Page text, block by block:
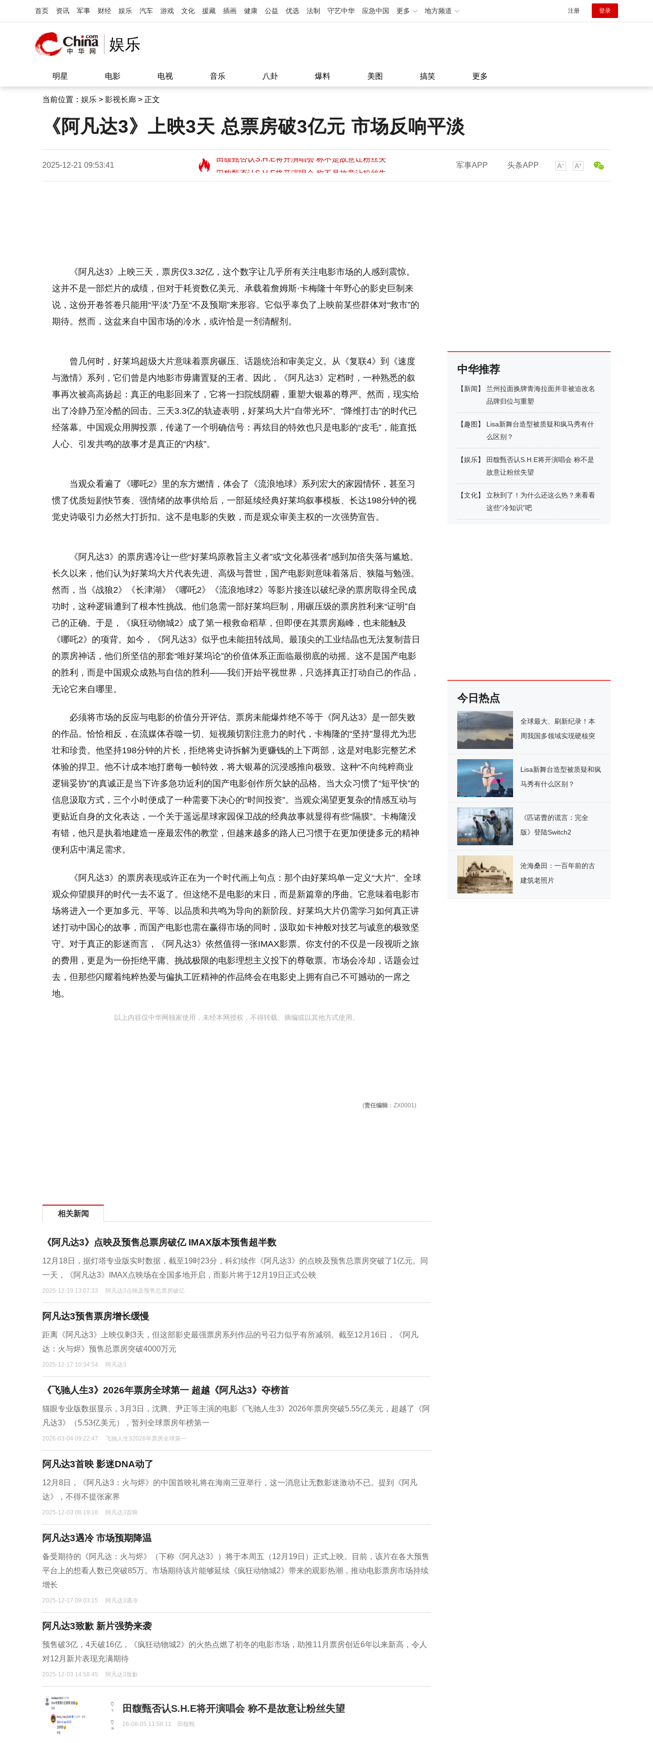
首页 资讯 军事 财经 娱乐 汽车 游戏 文化 援藏 插画 健康 公益 优选 法制 守艺中华 应急中国 更多 地方频道 注册 登录
娱乐
明星 电影 电视 音乐 八卦 爆料 美图 搞笑 更多
当前位置： 娱乐 > 影视长廊 > 正文
《阿凡达3》上映3天 总票房破3亿元 市场反响平淡
2025-12-21 09:53:41
田馥甄否认S.H.E将开演唱会 称不是故意让粉丝失
望11:08
田馥甄否认S.H.E将开演唱会 称不是故意让粉丝失
军事APP 头条APP
《阿凡达3》上映三天，票房仅3.32亿，这个数字让几乎所有关注电影市场的人感到震惊。
这并不是一部烂片的成绩，但对于耗资数亿美元、承载着詹姆斯·卡梅隆十年野心的影史巨制来
说，这份开卷答卷只能用“平淡”乃至“不及预期”来形容。它似乎辜负了上映前某些群体对“救市”的
期待。然而，这盆来自中国市场的冷水，或许恰是一剂清醒剂。
曾几何时，好莱坞超级大片意味着票房碾压、话题统治和审美定义。从《复联4》到《速度
与激情》系列，它们曾是内地影市毋庸置疑的王者。因此，《阿凡达3》定档时，一种熟悉的叙
事再次被高高扬起：真正的电影回来了，它将一扫院线阴霾，重塑大银幕的尊严。然而，现实给
出了冷静乃至冷酷的回击。三天3.3亿的轨迹表明，好莱坞大片“自带光环”、“降维打击”的时代已
经落幕。中国观众用脚投票，传递了一个明确信号：再炫目的特效也只是电影的“皮毛”，能直抵
人心、引发共鸣的故事才是真正的“内核”。
当观众看遍了《哪吒2》里的东方燃情，体会了《流浪地球》系列宏大的家园情怀，甚至习
惯了优质短剧快节奏、强情绪的故事供给后，一部延续经典好莱坞叙事模板、长达198分钟的视
觉史诗吸引力必然大打折扣。这不是电影的失败，而是观众审美主权的一次强势宣告。
《阿凡达3》的票房遇冷让一些“好莱坞原教旨主义者”或“文化慕强者”感到加倍失落与尴尬。
长久以来，他们认为好莱坞大片代表先进、高级与普世，国产电影则意味着落后、狭隘与勉强。
然而，当《战狼2》《长津湖》《哪吒2》《流浪地球2》等影片接连以破纪录的票房取得全民成
功时，这种逻辑遭到了根本性挑战。他们急需一部好莱坞巨制，用碾压级的票房胜利来“证明”自
己的正确。于是，《疯狂动物城2》成了第一根救命稻草，但即便在其票房巅峰，也未能触及
《哪吒2》的项背。如今，《阿凡达3》似乎也未能扭转战局。最顶尖的工业结晶也无法复制昔日
的票房神话，他们所坚信的那套“唯好莱坞论”的价值体系正面临最彻底的动摇。这不是国产电影
的胜利，而是中国观众成熟与自信的胜利——我们开始平视世界，只选择真正打动自己的作品，
无论它来自哪里。
必须将市场的反应与电影的价值分开评估。票房未能爆炸绝不等于《阿凡达3》是一部失败
的作品。恰恰相反，在流媒体吞噬一切、短视频切割注意力的时代，卡梅隆的“坚持”显得尤为悲
壮和珍贵。他坚持198分钟的片长，拒绝将史诗拆解为更赚钱的上下两部，这是对电影完整艺术
体验的捍卫。他不计成本地打磨每一帧特效，将大银幕的沉浸感推向极致。这种“不向纯粹商业
逻辑妥协”的真诚正是当下许多急功近利的国产电影创作所欠缺的品格。当大众习惯了“短平快”的
信息汲取方式，三个小时便成了一种需要下决心的“时间投资”。当观众渴望更复杂的情感互动与
更贴近自身的文化表达，一个关于遥远星球家园保卫战的经典故事就显得有些“隔膜”。卡梅隆没
有错，他只是执着地建造一座最宏伟的教堂，但越来越多的路人已习惯于在更加便捷多元的精神
便利店中满足需求。
《阿凡达3》的票房表现或许正在为一个时代画上句点：那个由好莱坞单一定义“大片”、全球
观众仰望膜拜的时代一去不返了。但这绝不是电影的末日，而是新篇章的序曲。它意味着电影市
场将进入一个更加多元、平等、以品质和共鸣为导向的新阶段。好莱坞大片仍需学习如何真正讲
述打动中国心的故事，而国产电影也需在赢得市场的同时，汲取如卡神般对技艺与诚意的极致坚
守。对于真正的影迷而言，《阿凡达3》依然值得一张IMAX影票。你支付的不仅是一段视听之旅
的费用，更是为一份拒绝平庸、挑战极限的电影理想主义投下的尊敬票。市场会冷却，话题会过
去，但那些闪耀着纯粹热爱与偏执工匠精神的作品终会在电影史上拥有自己不可撼动的一席之
地。
以上内容仅中华网独家使用，未经本网授权，不得转载、摘编或以其他方式使用。
(责任编辑 ：ZX0001)
相关新闻
《阿凡达3》点映及预售总票房破亿 IMAX版本预售超半数
12月18日，据灯塔专业版实时数据，截至19时23分，科幻续作《阿凡达3》的点映及预售总票房突破了1亿元。同
一天，《阿凡达3》IMAX点映场在全国多地开启，而影片将于12月19日正式公映
2025-12-19 13:07:33 阿凡达3点映及预售总票房破亿
阿凡达3预售票房增长缓慢
距离《阿凡达3》上映仅剩3天，但这部影史最强票房系列作品的号召力似乎有所减弱。截至12月16日，《阿凡
达：火与烬》预售总票房突破4000万元
2025-12-17 10:34:54 阿凡达3
《飞驰人生3》2026年票房全球第一 超越《阿凡达3》夺榜首
猫眼专业版数据显示，3月3日，沈腾、尹正等主演的电影《飞驰人生3》2026年票房突破5.55亿美元，超越了《阿
凡达3》（5.53亿美元），暂列全球票房年榜第一
2026-03-04 09:22:47 飞驰人生32026年票房全球第一
阿凡达3首映 影迷DNA动了
12月8日，《阿凡达3：火与烬》的中国首映礼将在海南三亚举行，这一消息让无数影迷激动不已。提到《阿凡
达》，不得不提张家界
2025-12-03 08:19:16 阿凡达3首映
阿凡达3遇冷 市场预期降温
备受期待的《阿凡达：火与烬》（下称《阿凡达3》）将于本周五（12月19日）正式上映。目前，该片在各大预售
平台上的想看人数已突破85万。市场期待该片能够延续《疯狂动物城2》带来的观影热潮，推动电影票房市场持续
增长
2025-12-17 09:03:15 阿凡达3遇冷
阿凡达3致歉 新片强势来袭
预售破3亿，4天破16亿，《疯狂动物城2》的火热点燃了初冬的电影市场，助推11月票房创近6年以来新高，令人
对12月新片表现充满期待
2025-12-03 14:58:45 阿凡达3致歉
田馥甄否认S.H.E将开演唱会 称不是故意让粉丝失望
26-08-05 11:58:11 田馥甄
中华推荐
【新闻】
兰州拉面换牌青海拉面并非被迫改名
品牌归位与重塑
【趣图 】
Lisa新舞台造型被质疑和疯马秀有什
么区别？
【娱乐】
田馥甄否认S.H.E将开演唱会 称不是
故意让粉丝失望
【文化】
立秋到了！为什么还这么热？来看看
这些“冷知识”吧
今日热点
全球最大、刷新纪录！本
周我国多领域实现硬核突
Lisa新舞台造型被质疑和疯
马秀有什么区别？
《匹诺曹的谎言：完全
版》登陆Switch2
沧海桑田：一百年前的古
建筑老照片